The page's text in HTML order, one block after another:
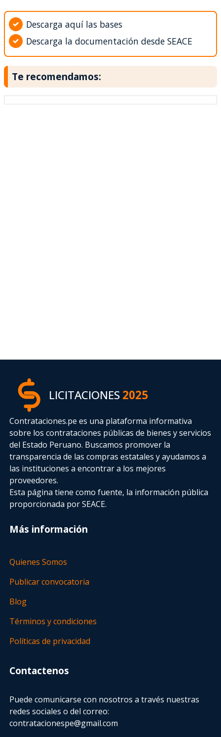
Descarga aquí las bases
Descarga la documentación desde SEACE
Te recomendamos:
LICITACIONES2025
Contrataciones.pe es una plataforma informativa
sobre los contrataciones públicas de bienes y servicios
del Estado Peruano. Buscamos promover la
transparencia de las compras estatalesy ayudamos a
las instituciones a encontrar a los mejores
proveedores.
Esta página tiene como fuente, la información pública
proporcionada por SEACE.
Más información
Quienes Somos
Publicar convocatoria
Blog
Términos y condiciones
Políticas de privacidad
Contactenos
Puede comunicarse con nosotros a través nuestras
redes sociales o del correo:
contratacionespe@gmail.com